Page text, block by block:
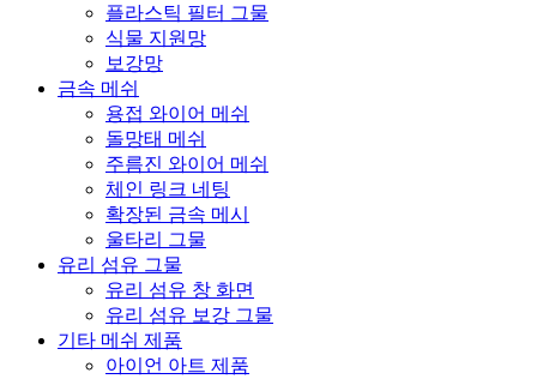
플라스틱 필터 그물
식물 지원망
보강망
금속 메쉬
용접 와이어 메쉬
돌망태 메쉬
주름진 와이어 메쉬
체인 링크 네팅
확장된 금속 메시
울타리 그물
유리 섬유 그물
유리 섬유 창 화면
유리 섬유 보강 그물
기타 메쉬 제품
아이언 아트 제품